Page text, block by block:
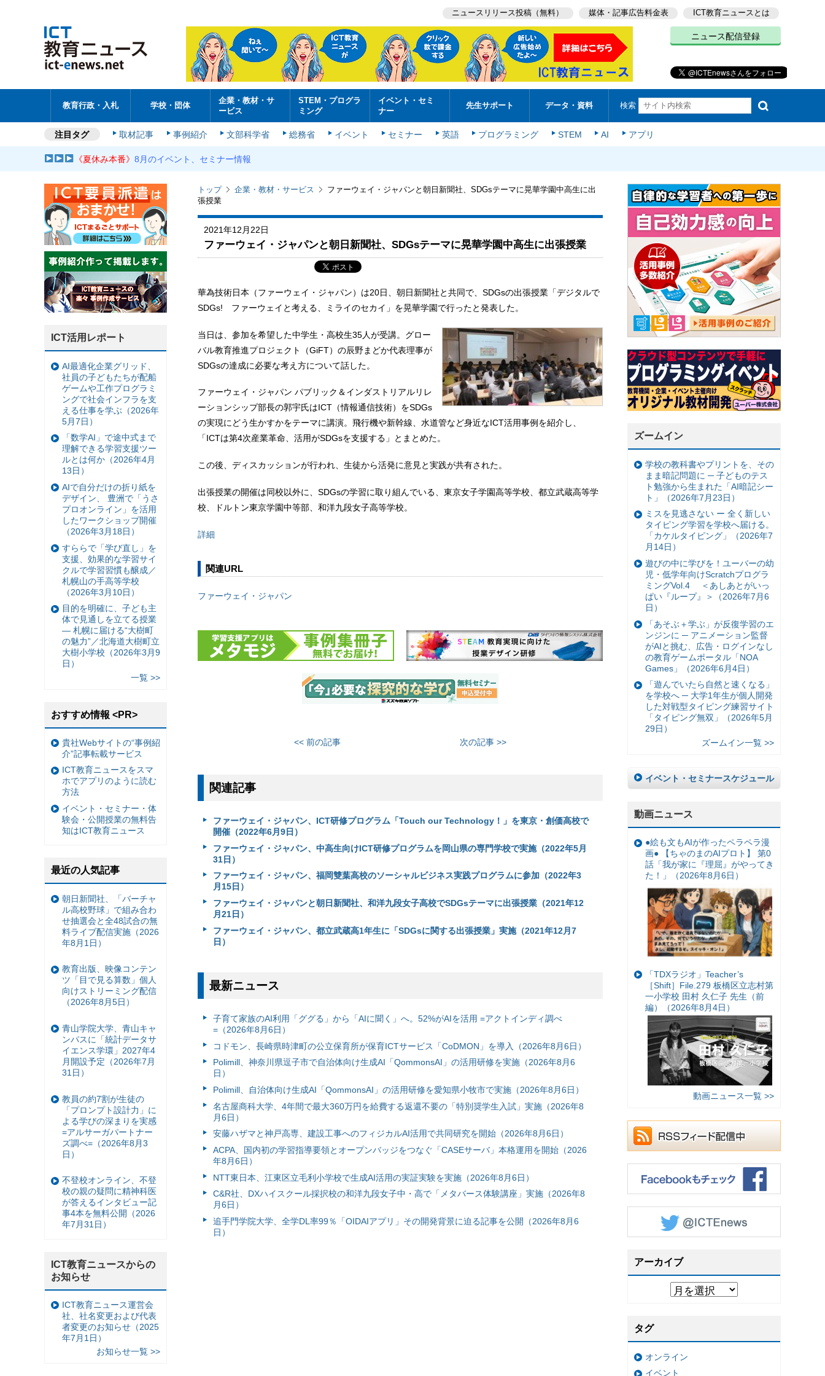
ニュースリリース投稿（無料） 媒体・記事広告料金表 ICT教育ニュースとは
ニュース配信登録
教育行政・入札 学校・団体
企業・教材・サ
ービス
STEM・プログラ
ミング
イベント・セミ
ナー
先生サポート データ・資料 検索
注目タグ 取材記事 事例紹介 文部科学省 総務省 イベント セミナー 英語 プログラミング STEM AI アプリ
《夏休み本番》8月のイベント、セミナー情報
トップ 企業・教材・サービス
ファーウェイ・ジャパンと朝日新聞社、SDGsテーマに晃華学園中高生に出
張授業
2021年12月22日
ファーウェイ・ジャパンと朝日新聞社、SDGsテーマに晃華学園中高生に出張授業
華為技術日本（ファーウェイ・ジャパン）は20日、朝日新聞社と共同で、SDGsの出張授業「デジタルで
SDGs! ファーウェイと考える、ミライのセカイ」を晃華学園で行ったと発表した。
当日は、参加を希望した中学生・高校生35人が受講。グロー
バル教育推進プロジェクト（GiFT）の辰野まどか代表理事が
SDGsの達成に必要な考え方について話した。
ファーウェイ・ジャパン パブリック＆インダストリアルリレ
ーションシップ部長の郭宇氏はICT（情報通信技術）をSDGs
の実現にどう生かすかをテーマに講演。飛行機や新幹線、水道管など身近なICT活用事例を紹介し、
「ICTは第4次産業革命、活用がSDGsを支援する」とまとめた。
この後、ディスカッションが行われ、生徒から活発に意見と実践が共有された。
出張授業の開催は同校以外に、SDGsの学習に取り組んでいる、東京女子学園高等学校、都立武蔵高等学
校、ドルトン東京学園中等部、和洋九段女子高等学校。
詳細
関連URL
ファーウェイ・ジャパン
<< 前の記事 次の記事 >>
関連記事
ファーウェイ・ジャパン、ICT研修プログラム「Touch our Technology！」を東京・創価高校で
開催（2022年6月9日）
ファーウェイ・ジャパン、中高生向けICT研修プログラムを岡山県の専門学校で実施（2022年5月
31日）
ファーウェイ・ジャパン、福岡雙葉高校のソーシャルビジネス実践プログラムに参加（2022年3
月15日）
ファーウェイ・ジャパンと朝日新聞社、和洋九段女子高校でSDGsテーマに出張授業（2021年12
月21日）
ファーウェイ・ジャパン、都立武蔵高1年生に「SDGsに関する出張授業」実施（2021年12月7
日）
最新ニュース
子育て家族のAI利用「ググる」から「AIに聞く」へ。52%がAIを活用 =アクトインディ調べ
=（2026年8月6日）
コドモン、長崎県時津町の公立保育所が保育ICTサービス「CoDMON」を導入（2026年8月6日）
Polimill、神奈川県逗子市で自治体向け生成AI「QommonsAI」の活用研修を実施（2026年8月6
日）
Polimill、自治体向け生成AI「QommonsAI」の活用研修を愛知県小牧市で実施（2026年8月6日）
名古屋商科大学、4年間で最大360万円を給費する返還不要の「特別奨学生入試」実施（2026年8
月6日）
安藤ハザマと神戸高専、建設工事へのフィジカルAI活用で共同研究を開始（2026年8月6日）
ACPA、国内初の学習指導要領とオープンバッジをつなぐ「CASEサーバ」本格運用を開始（2026
年8月6日）
NTT東日本、江東区立毛利小学校で生成AI活用の実証実験を実施（2026年8月6日）
C&R社、DXハイスクール採択校の和洋九段女子中・高で「メタバース体験講座」実施（2026年8
月6日）
追手門学院大学、全学DL率99％「OIDAIアプリ」その開発背景に迫る記事を公開（2026年8月6
日）
ズームイン
学校の教科書やプリントを、その
まま暗記問題に ─ 子どものテス
ト勉強から生まれた「AI暗記シー
ト」（2026年7月23日）
ミスを見逃さない ー 全く新しい
タイピング学習を学校へ届ける。
「カケルタイピング」（2026年7
月14日）
遊びの中に学びを！ユーバーの幼
児・低学年向けScratchプログラ
ミングVol.4 ＜あしあとがいっ
ぱい『ループ』＞（2026年7月6
日）
「あそぶ＋学ぶ」が反復学習のエ
ンジンに ─ アニメーション監督
がAIと挑む、広告・ログインなし
の教育ゲームポータル「NOA
Games」（2026年6月4日）
「遊んでいたら自然と速くなる」
を学校へ ─ 大学1年生が個人開発
した対戦型タイピング練習サイト
「タイピング無双」（2026年5月
29日）
ズームイン一覧 >>
イベント・セミナースケジュール
動画ニュース
●絵も文もAIが作ったペラペラ漫
画● 【ちゃのまのAIプロト】 第0
話「我が家に『理屈』がやってき
た！」（2026年8月6日）
「TDXラジオ」Teacher’s
［Shift］File.279 板橋区立志村第
一小学校 田村 久仁子 先生（前
編）（2026年8月4日）
動画ニュース一覧 >>
アーカイブ
タグ
オンライン
イベント
ICT活用レポート
AI最適化企業グリッド、
社員の子どもたちが配船
ゲームや工作プログラミ
ングで社会インフラを支
える仕事を学ぶ（2026年
5月7日）
「数学AI」で途中式まで
理解できる学習支援ツー
ルとは何か（2026年4月
13日）
AIで自分だけの折り紙を
デザイン、 豊洲で「うさ
プロオンライン」を活用
したワークショップ開催
（2026年3月18日）
すららで「学び直し」を
支援、効果的な学習サイ
クルで学習習慣も醸成／
札幌山の手高等学校
（2026年3月10日）
目的を明確に、子ども主
体で見通しを立てる授業
— 札幌に届ける“大樹町
の魅力”／北海道大樹町立
大樹小学校（2026年3月9
日）
一覧 >>
おすすめ情報 <PR>
貴社Webサイトの“事例紹
介”記事転載サービス
ICT教育ニュースをスマ
ホでアプリのように読む
方法
イベント・セミナー・体
験会・公開授業の無料告
知はICT教育ニュース
最近の人気記事
朝日新聞社、「バーチャ
ル高校野球」で組み合わ
せ抽選会と全48試合の無
料ライブ配信実施（2026
年8月1日）
教育出版、映像コンテン
ツ「目で見る算数」個人
向けストリーミング配信
（2026年8月5日）
青山学院大学、青山キャ
ンパスに「統計データサ
イエンス学環」2027年4
月開設予定（2026年7月
31日）
教員の約7割が生徒の
「プロンプト設計力」に
よる学びの深まりを実感
=アルサーガパートナー
ズ調べ=（2026年8月3
日）
不登校オンライン、不登
校の親の疑問に精神科医
が答えるインタビュー記
事4本を無料公開（2026
年7月31日）
ICT教育ニュースからの
お知らせ
ICT教育ニュース運営会
社、社名変更および代表
者変更のお知らせ（2025
年7月1日）
お知らせ一覧 >>